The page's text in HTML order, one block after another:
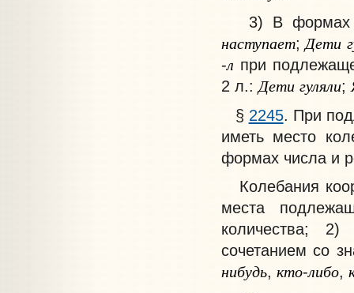
3) В формах
наступает; Дети
-л при
2 л.: Дети гуляли;
§ 2245. При
иметь место
формах числа и
Колебания
места
количества;
сочетанием со
нибудь, кто-либо,